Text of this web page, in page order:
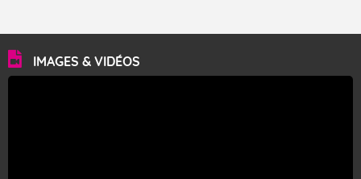
IMAGES & VIDÉOS